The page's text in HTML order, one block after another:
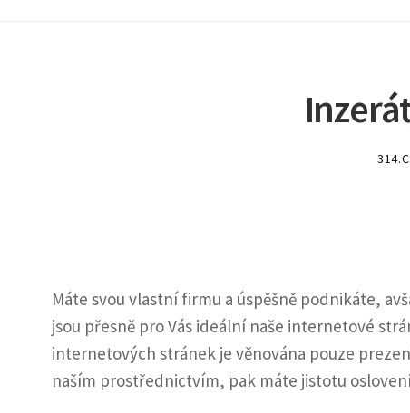
Máte svou vlastní firmu a úspěšně podnikáte,
jsou přesně pro Vás ideální naše internetové
internetových stránek je věnována pouze
naším prostřednictvím, pak máte jistotu